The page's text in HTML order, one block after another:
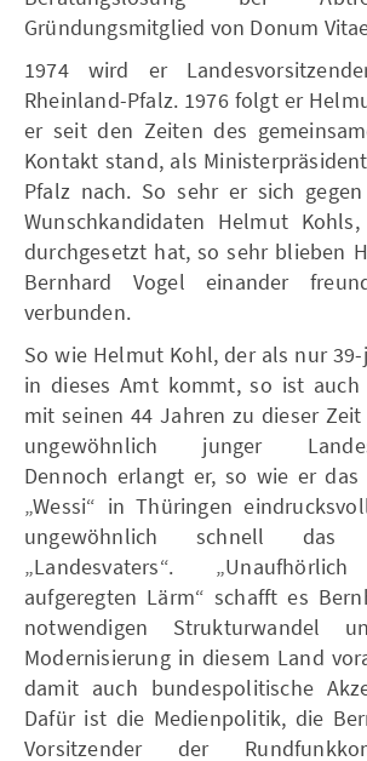
Gründungsmitglied von Donum
1974 wird er
Rheinland-Pfalz. 1976 folgt er
er seit den Zeiten des
Kontakt stand, als
Pfalz nach. So sehr er sich
Wunschkandidaten Helmut
durchgesetzt hat, so sehr blieben
Bernhard Vogel einander
verbunden.
So wie Helmut Kohl, der als nur
in dieses Amt kommt, so ist auch
mit seinen 44 Jahren zu dieser
ungewöhnlich junger
Dennoch erlangt er, so wie er
„Wessi“ in Thüringen
ungewöhnlich schnell
„Landesvaters“.
aufgeregten Lärm“ schafft es
notwendigen Strukturwandel
Modernisierung in diesem Land
damit auch bundespolitische
Dafür ist die Medienpolitik, die
Vorsitzender der